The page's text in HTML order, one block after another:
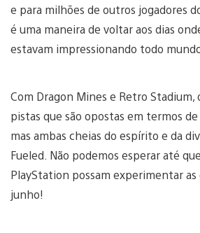
e para milhões de outros jogadores
é uma maneira de voltar aos dias
estavam impressionando todo
Com Dragon Mines e Retro Stadium,
pistas que são opostas em termos
mas ambas cheias do espírito e da
Fueled. Não podemos esperar até
PlayStation possam experimentar as
junho!